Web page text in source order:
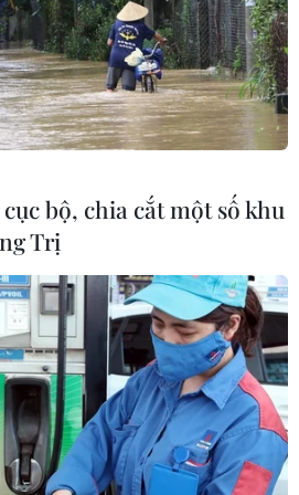
MỤC
hiến cho
bộ, chia cắt một số khu
Trị